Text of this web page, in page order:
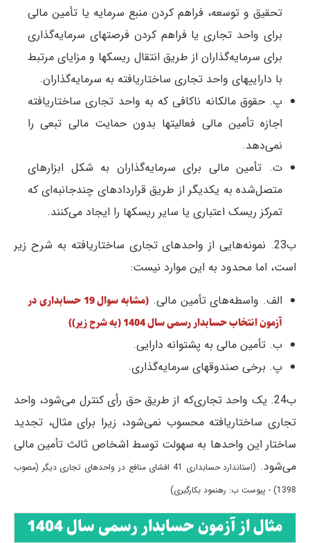
تحقیق و توسعه، فراهم کردن منبع سرمایه یا تأمین مالی
برای واحد تجاری یا فراهم کردن فرصتهای سرمایه‌گذاری
برای سرمایه‌گذاران از طریق انتقال ریسکها و مزایای مرتبط
با داراییهای واحد تجاری ساختاریافته به سرمایه‌گذاران.
پ. حقوق مالکانه ناکافی که به واحد تجاری ساختاریافته
اجازه تأمین مالی فعالیتها بدون حمایت ‌مالی تبعی را
نمی‌دهد.
ت. تأمین ‌مالی برای سرمایه‌گذاران به شکل ابزارهای
متصل‌شده به یکدیگر از طریق قراردادهای چندجانبه‌ای که
تمرکز ریسک اعتباری یا سایر ریسکها را ایجاد می‌کنند.
ب23. نمونه‌هایی از واحد‌های تجاری ساختاریافته به شرح زیر
است، اما محدود به این موارد نیست:
الف. واسطه‌های تأمین مالی.
(مشابه سوال 19 حسابداری در
آزمون انتخاب حسابدار رسمی سال 1404 (به شرح زیر))
ب. تأمین مالی به پشتوانه دارایی.
پ. برخی صندوقهای سرمایه‌گذاری.
ب24. یک واحد تجاری‌که از طریق حق رأی کنترل می‌شود، واحد
تجاری ساختاریافته محسوب نمی‌شود، زیرا برای مثال، تجدید
ساختار این واحدها به سهولت توسط اشخاص ثالث تأمین مالی
می‌شود.
(استاندارد حسابداری 41 افشای منافع در واحدهای تجاری دیگر (مصوب
1398) - پیوست ب: رهنمود بکارگیری)
مثال از آزمون حسابدار رسمی سال 1404